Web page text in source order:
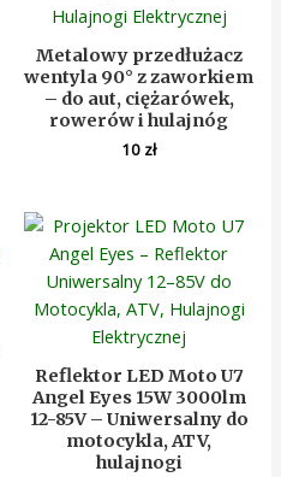
Metalowy przedłużacz
wentyla 90° z zaworkiem
– do aut, ciężarówek,
rowerów i hulajnóg
10 zł
Reflektor LED Moto U7
Angel Eyes 15W 3000lm
12-85V – Uniwersalny do
motocykla, ATV,
hulajnogi